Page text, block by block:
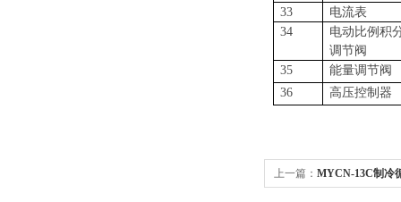
33
电流表
34
电动比例积
调节阀
35
能量调节阀
36
高压控制器
上一篇： MYCN-13C制冷